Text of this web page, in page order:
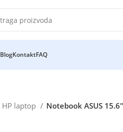
BlogKontaktFAQ
HP laptop Notebook ASUS